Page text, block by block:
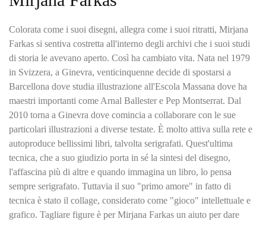
Colorata come i suoi disegni, allegra come i suoi ritratti, Mirjana
Farkas si sentiva costretta all'interno degli archivi che i suoi studi
di storia le avevano aperto. Così ha cambiato vita. Nata nel 1979
in Svizzera, a Ginevra, venticinquenne decide di spostarsi a
Barcellona dove studia illustrazione all'Escola Massana dove ha
maestri importanti come Arnal Ballester e Pep Montserrat. Dal
2010 torna a Ginevra dove comincia a collaborare con le sue
particolari illustrazioni a diverse testate. È molto attiva sulla rete e
autoproduce bellissimi libri, talvolta serigrafati. Quest'ultima
tecnica, che a suo giudizio porta in sé la sintesi del disegno,
l'affascina più di altre e quando immagina un libro, lo pensa
sempre serigrafato. Tuttavia il suo "primo amore" in fatto di
tecnica è stato il collage, considerato come "gioco" intellettuale e
grafico. Tagliare figure è per Mirjana Farkas un aiuto per dare